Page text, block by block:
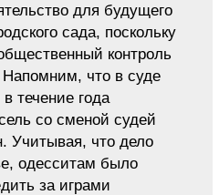
для будущего
сада, поскольку
контроль
что в суде
течение года
со сменой судей
Учитывая, что дело
одесситам было
за играми